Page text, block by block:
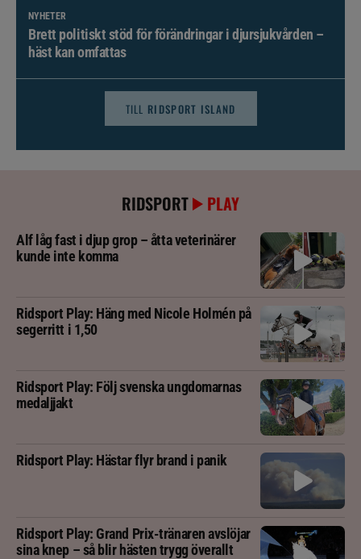
NYHETER
Brett politiskt stöd för förändringar i djursjukvården –
häst kan omfattas
TILL RIDSPORT ISLAND
RIDSPORT PLAY
Alf låg fast i djup grop – åtta veterinärer
kunde inte komma
Ridsport Play: Häng med Nicole Holmén på
segerritt i 1,50
Ridsport Play: Följ svenska ungdomarnas
medaljjakt
Ridsport Play: Hästar flyr brand i panik
Ridsport Play: Grand Prix-tränaren avslöjar
sina knep – så blir hästen trygg överallt